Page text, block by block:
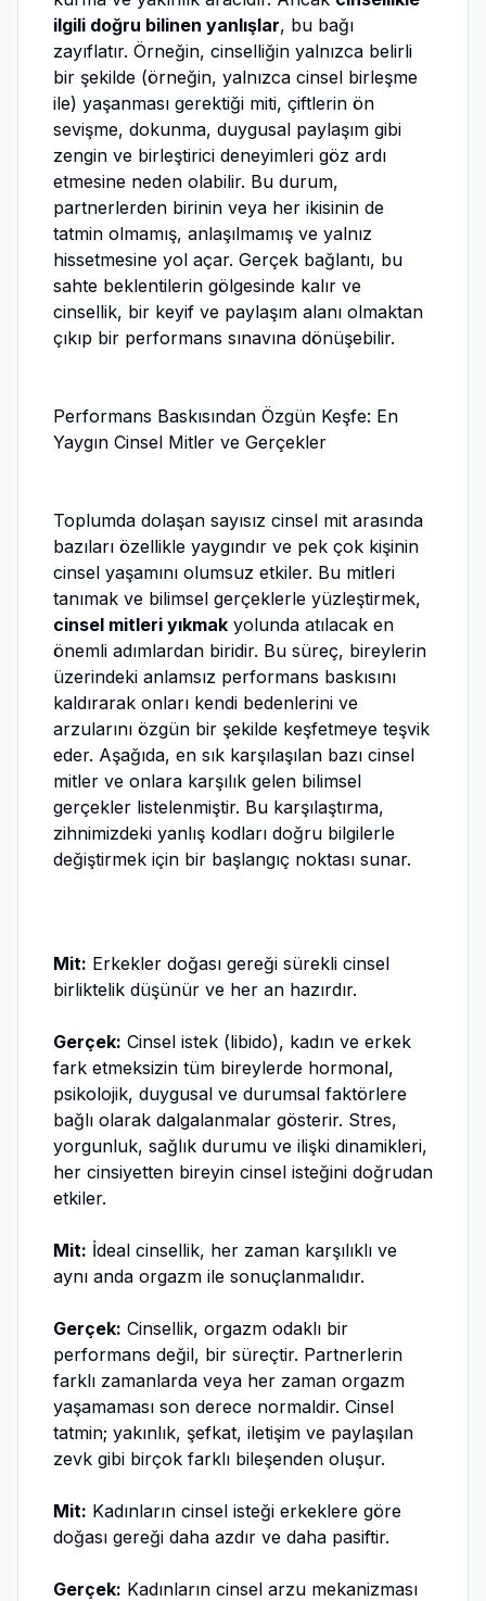
ilgili doğru bilinen yanlışlar, bu bağı
zayıflatır. Örneğin, cinselliğin yalnızca belirli
bir şekilde (örneğin, yalnızca cinsel birleşme
ile) yaşanması gerektiği miti, çiftlerin ön
sevişme, dokunma, duygusal paylaşım gibi
zengin ve birleştirici deneyimleri göz ardı
etmesine neden olabilir. Bu durum,
partnerlerden birinin veya her ikisinin de
tatmin olmamış, anlaşılmamış ve yalnız
hissetmesine yol açar. Gerçek bağlantı, bu
sahte beklentilerin gölgesinde kalır ve
cinsellik, bir keyif ve paylaşım alanı olmaktan
çıkıp bir performans sınavına dönüşebilir.
Performans Baskısından Özgün Keşfe: En
Yaygın Cinsel Mitler ve Gerçekler
Toplumda dolaşan sayısız cinsel mit arasında
bazıları özellikle yaygındır ve pek çok kişinin
cinsel yaşamını olumsuz etkiler. Bu mitleri
tanımak ve bilimsel gerçeklerle yüzleştirmek,
cinsel mitleri yıkmak yolunda atılacak en
önemli adımlardan biridir. Bu süreç, bireylerin
üzerindeki anlamsız performans baskısını
kaldırarak onları kendi bedenlerini ve
arzularını özgün bir şekilde keşfetmeye teşvik
eder. Aşağıda, en sık karşılaşılan bazı cinsel
mitler ve onlara karşılık gelen bilimsel
gerçekler listelenmiştir. Bu karşılaştırma,
zihnimizdeki yanlış kodları doğru bilgilerle
değiştirmek için bir başlangıç noktası sunar.
Mit: Erkekler doğası gereği sürekli cinsel
birliktelik düşünür ve her an hazırdır.
Gerçek: Cinsel istek (libido), kadın ve erkek
fark etmeksizin tüm bireylerde hormonal,
psikolojik, duygusal ve durumsal faktörlere
bağlı olarak dalgalanmalar gösterir. Stres,
yorgunluk, sağlık durumu ve ilişki dinamikleri,
her cinsiyetten bireyin cinsel isteğini doğrudan
etkiler.
Mit: İdeal cinsellik, her zaman karşılıklı ve
aynı anda orgazm ile sonuçlanmalıdır.
Gerçek: Cinsellik, orgazm odaklı bir
performans değil, bir süreçtir. Partnerlerin
farklı zamanlarda veya her zaman orgazm
yaşamaması son derece normaldir. Cinsel
tatmin; yakınlık, şefkat, iletişim ve paylaşılan
zevk gibi birçok farklı bileşenden oluşur.
Mit: Kadınların cinsel isteği erkeklere göre
doğası gereği daha azdır ve daha pasiftir.
Gerçek: Kadınların cinsel arzu mekanizması